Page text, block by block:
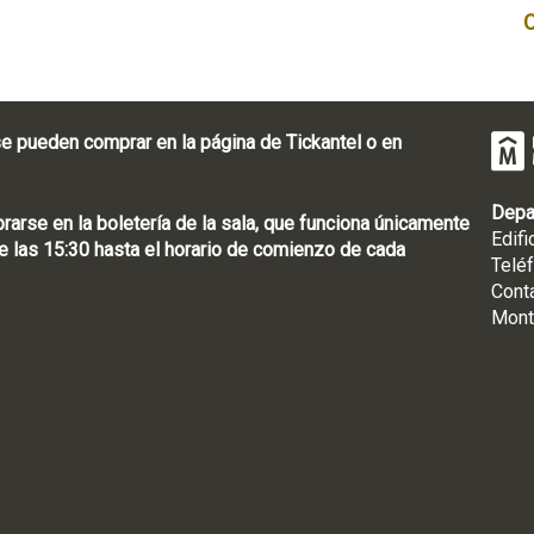
comprar en la página de Tickantel o en
en la boletería de la sala, que funciona únicamente
15:30 hasta el horario de comienzo de cada